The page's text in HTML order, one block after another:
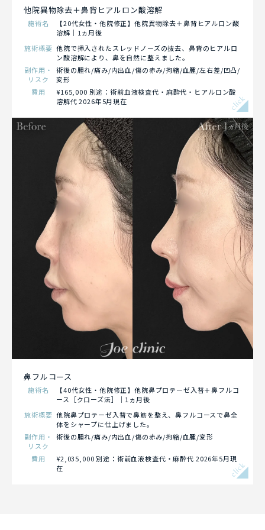
他院異物除去＋鼻背ヒアルロン酸溶解
施術名
【20代女性・他院修正】他院異物除去＋鼻背ヒアルロン酸
溶解｜1ヵ月後
施術概要 他院で挿入されたスレッドノーズの抜去、鼻背のヒアルロ
ン酸溶解により、鼻を自然に整えました。
副作用・
リスク
術後の腫れ/痛み/内出血/傷の赤み/拘縮/血腫/左右差/凹凸/
変形
費用
¥165,000 別途：術前血液検査代・麻酔代・ヒアルロン酸
溶解代 2026年5月現在
click
鼻フルコース
施術名
【40代女性・他院修正】他院鼻プロテーゼ入替＋鼻フルコ
ース［クローズ法］｜1ヵ月後
施術概要 他院鼻プロテーゼ入替で鼻筋を整え、鼻フルコースで鼻全
体をシャープに仕上げました。
副作用・
リスク
術後の腫れ/痛み/内出血/傷の赤み/拘縮/血腫/変形
費用
¥2,035,000 別途：術前血液検査代・麻酔代 2026年5月現
在
click